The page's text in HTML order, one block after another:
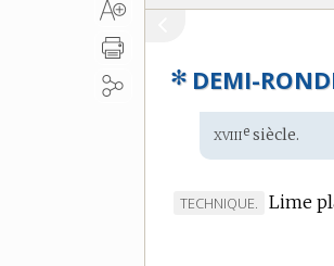
✻ DEMI-
Étymologie
:
xviiie siècle.
MARQUE
TECHNIQUE. Lime